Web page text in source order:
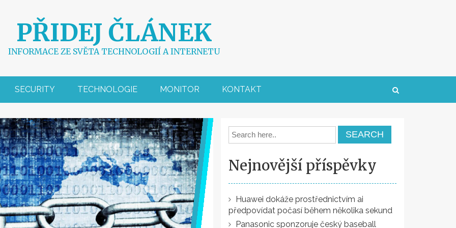
PŘIDEJ ČLÁNEK
INFORMACE ZE SVĚTA TECHNOLOGIÍ A INTERNETU
SECURITY TECHNOLOGIE MONITOR KONTAKT
Nejnovější příspěvky
Huawei dokáže prostřednictvím ai
předpovídat počasí během několika sekund
Panasonic sponzoruje český baseball